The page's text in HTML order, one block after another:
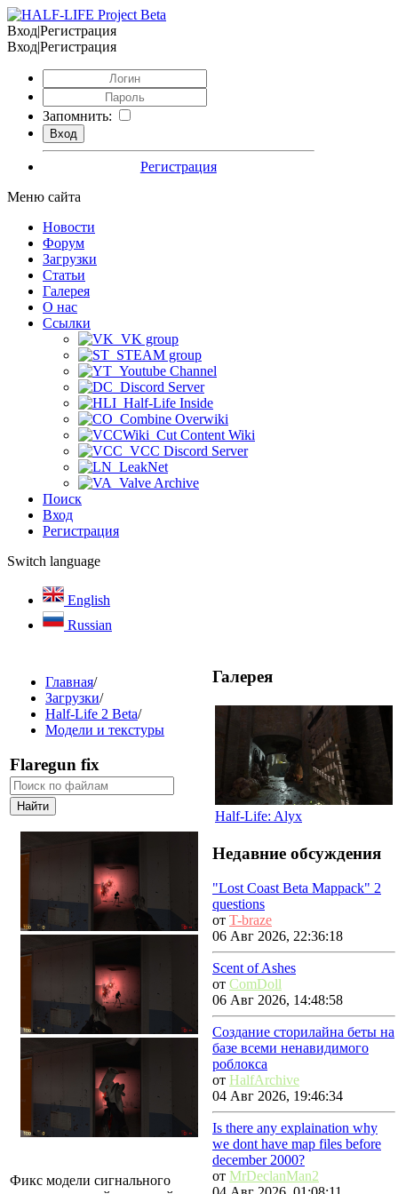
Вход|Регистрация
Вход|Регистрация
Запомнить:
Регистрация
Меню сайта
Новости
Форум
Загрузки
Статьи
Галерея
О нас
Ссылки
VK group
STEAM group
Youtube Channel
Discord Server
Half-Life Inside
Combine Overwiki
Cut Content Wiki
VCC Discord Server
LeakNet
Valve Archive
Поиск
Вход
Регистрация
Switch language
English
Russian
Главная/
Загрузки/
Half-Life 2 Beta/
Модели и текстуры
Flaregun fix
Фикс модели сигнального
Галерея
Half-Life: Alyx
Недавние обсуждения
"Lost Coast Beta Mappack" 2
questions
от T-braze
06 Авг 2026, 22:36:18
Scent of Ashes
от ComDoll
06 Авг 2026, 14:48:58
Создание сторилайна беты на
базе всеми ненавидимого
роблокса
от HalfArchive
04 Авг 2026, 19:46:34
Is there any explaination why
we dont have map files before
december 2000?
от MrDeclanMan2